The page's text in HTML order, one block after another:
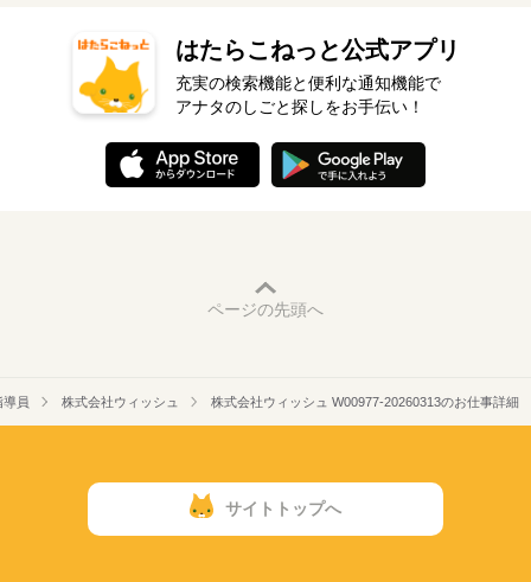
はたらこねっと公式アプリ
充実の検索機能と便利な通知機能で
アナタのしごと探しをお手伝い！
ページの先頭へ
導員 株式会社ウィッシュ 株式会社ウィッシュ W00977-20260313のお仕事詳細
サイトトップへ